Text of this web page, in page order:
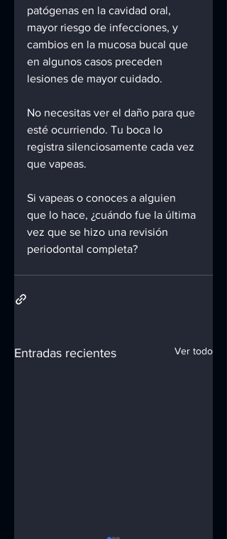
patógenas en la cavidad oral,
mayor riesgo de infecciones, y
cambios en la mucosa bucal que
en algunos casos preceden
lesiones de mayor cuidado.
No necesitas ver el daño para que
esté ocurriendo. Tu boca lo
registra silenciosamente cada vez
que vapeas.
Si vapeas o conoces a alguien
que lo hace, ¿cuándo fue la última
vez que se hizo una revisión
periodontal completa?
Entradas recientes Ver todo